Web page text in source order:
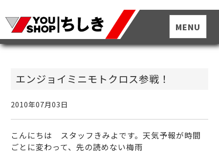
エンジョイミニモトクロス参戦！
2010年07月03日
こんにちは スタッフきみよです。天気予報が時間
ごとに変わって、先の読めない梅雨